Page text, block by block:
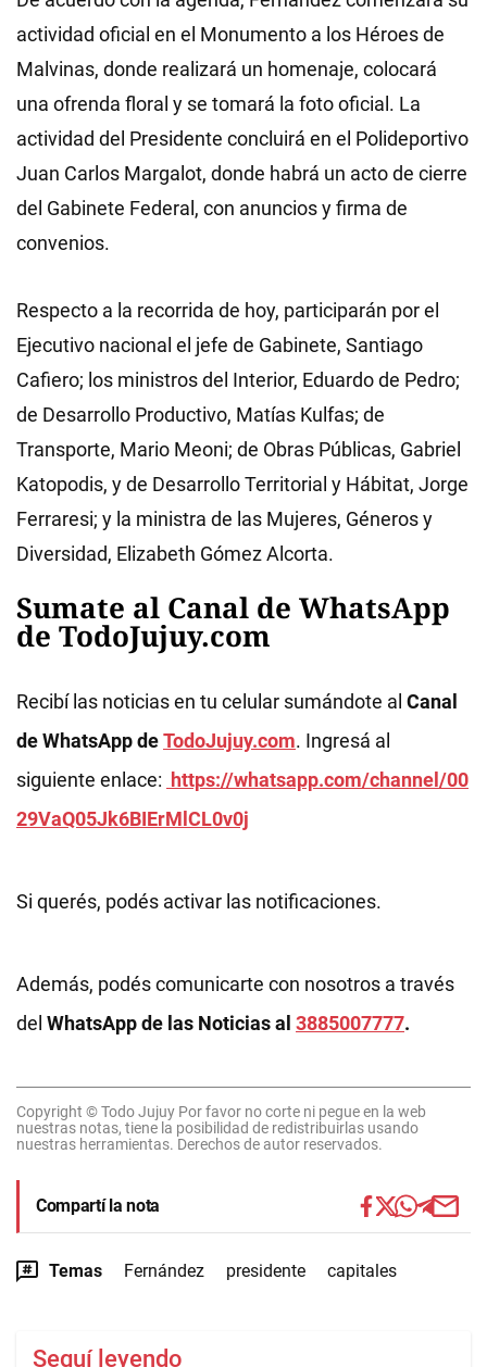
actividad oficial en el Monumento a los Héroes de
Malvinas, donde realizará un homenaje, colocará
una ofrenda floral y se tomará la foto oficial. La
actividad del Presidente concluirá en el Polideportivo
Juan Carlos Margalot, donde habrá un acto de cierre
del Gabinete Federal, con anuncios y firma de
convenios.
Respecto a la recorrida de hoy, participarán por el
Ejecutivo nacional el jefe de Gabinete, Santiago
Cafiero; los ministros del Interior, Eduardo de Pedro;
de Desarrollo Productivo, Matías Kulfas; de
Transporte, Mario Meoni; de Obras Públicas, Gabriel
Katopodis, y de Desarrollo Territorial y Hábitat, Jorge
Ferraresi; y la ministra de las Mujeres, Géneros y
Diversidad, Elizabeth Gómez Alcorta.
Sumate al Canal de WhatsApp
de TodoJujuy.com
Recibí las noticias en tu celular sumándote al Canal
de WhatsApp deTodoJujuy.com. Ingresá al
siguiente enlace: https://whatsapp.com/channel/00
29VaQ05Jk6BIErMlCL0v0j
Si querés, podés activar las notificaciones.
Además, podés comunicarte con nosotros a través
del WhatsApp de las Noticias al 3885007777.
Copyright © Todo Jujuy Por favor no corte ni pegue en la web
nuestras notas, tiene la posibilidad de redistribuirlas usando
nuestras herramientas. Derechos de autor reservados.
Compartí la nota
Temas Fernández presidente capitales
Seguí leyendo